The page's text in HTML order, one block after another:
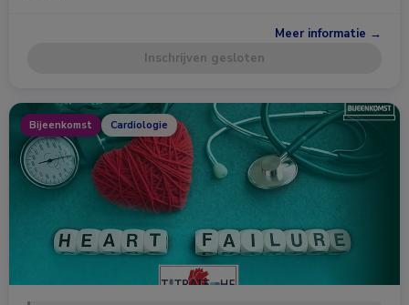
Meer informatie →
Inschrijven gesloten
Bijeenkomst Cardiologie